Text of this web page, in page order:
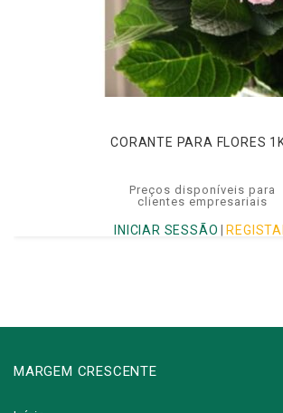
CORANTE PARA FLORES
Preços disponíveis para
clientes empresariais
INICIAR SESSÃO
MARGEM CRESCENTE